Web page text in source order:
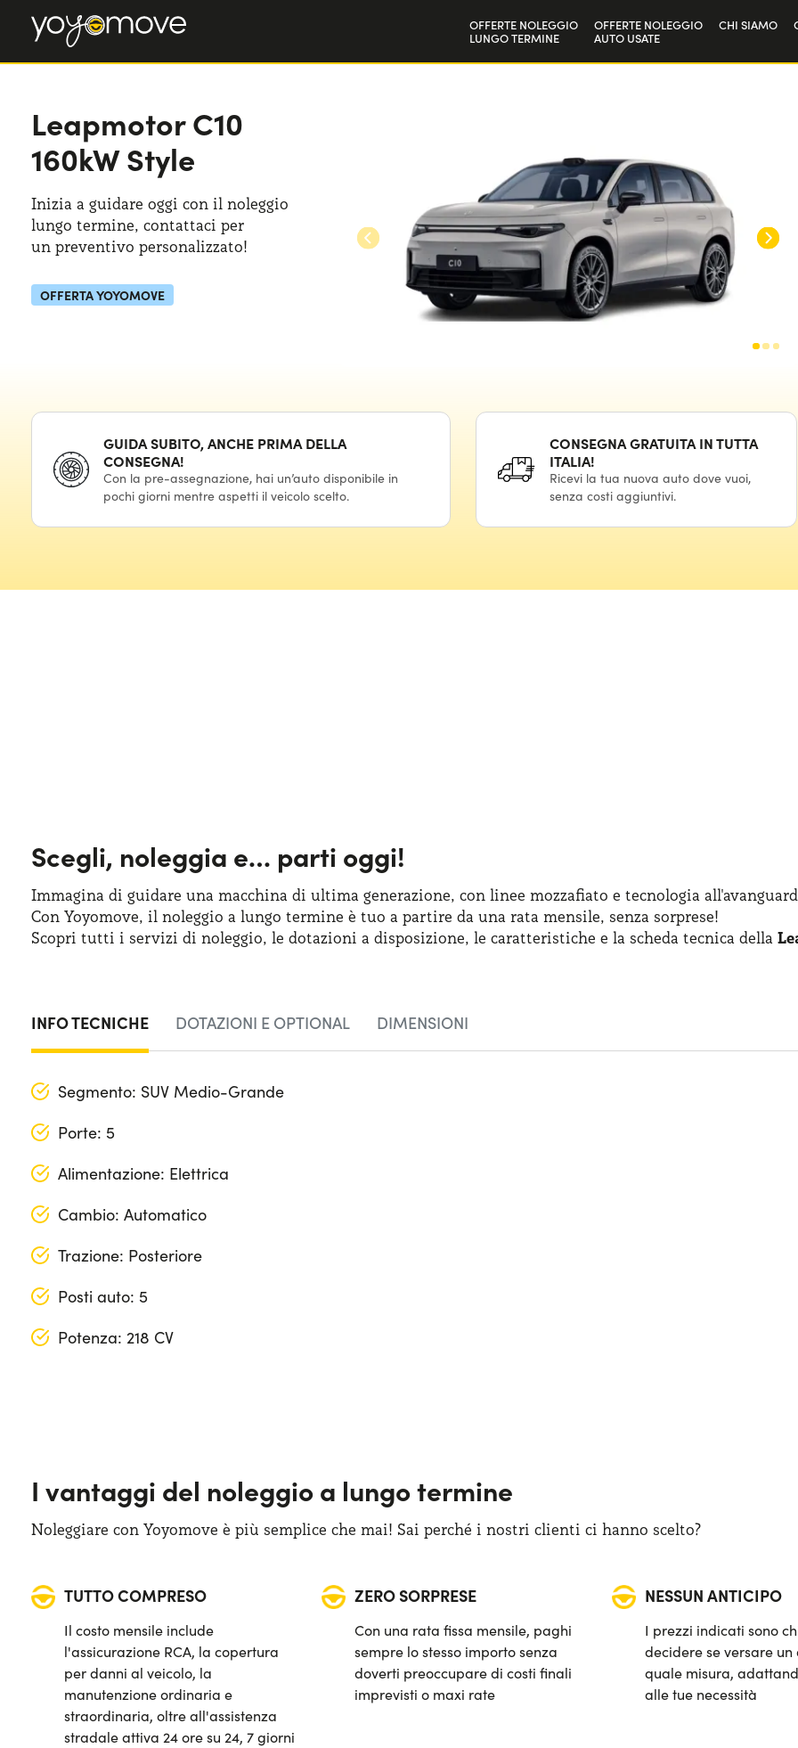
OFFERTE NOLEGGIO
LUNGO TERMINE
OFFERTE NOLEGGIO
AUTO USATE
CHI SIAMO
OFFERTA YOYOMOVE
Leapmotor C10
160kW Style
Inizia a guidare oggi con il noleggio
lungo termine, contattaci per
un preventivo personalizzato!
GUIDA SUBITO, ANCHE PRIMA DELLA
CONSEGNA!
Con la pre-assegnazione, hai un’auto disponibile in
pochi giorni mentre aspetti il veicolo scelto.
CONSEGNA GRATUITA IN TUTTA
ITALIA!
Ricevi la tua nuova auto dove vuoi,
senza costi aggiuntivi.
Scegli, noleggia e… parti oggi!
Immagina di guidare una macchina di ultima generazione, con linee mozzafiato e tecnologia
Con Yoyomove, il noleggio a lungo termine è tuo a partire da una rata mensile, senza sorprese!
Scopri tutti i servizi di noleggio, le dotazioni a disposizione, le caratteristiche e la scheda tecnica della
INFO TECNICHE DOTAZIONI E OPTIONAL DIMENSIONI
Segmento: SUV Medio-Grande
Porte: 5
Alimentazione: Elettrica
Cambio: Automatico
Trazione: Posteriore
Posti auto: 5
Potenza: 218 CV
Cruise control adattivo
Display touchscreen da 15"
Fendinebbia anteriori
Quadro strumenti digitale
Ricarica telefono wireless
Sensori di parcheggio anteriori & posteriori
Bagagliaio (max): 1350 lt
Bagagliaio (min): 370 lt
I vantaggi del noleggio a lungo termine
Noleggiare con Yoyomove è più semplice che mai! Sai perché i nostri clienti ci hanno scelto?
TUTTO COMPRESO
Il costo mensile include
l'assicurazione RCA, la copertura
per danni al veicolo, la
manutenzione ordinaria e
straordinaria, oltre all'assistenza
stradale attiva 24 ore su 24, 7 giorni
ZERO SORPRESE
Con una rata fissa mensile, paghi
sempre lo stesso importo senza
doverti preoccupare di costi finali
imprevisti o maxi rate
NESSUN ANTICIPO
I prezzi indicati sono
decidere se versare un
quale misura,
alle tue necessità